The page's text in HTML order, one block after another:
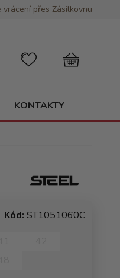
vrácení přes Zásilkovnu
KONTAKTY
Kód: ST1051060C